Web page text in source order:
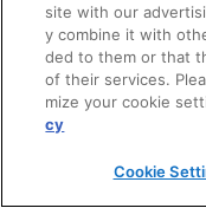
24時間換気システム
簡易設計見積ソフト
R&Dセンター環境測
site with our
y combine it with
ded to them or that
of their services.
mize your cookie
cy
Cookie